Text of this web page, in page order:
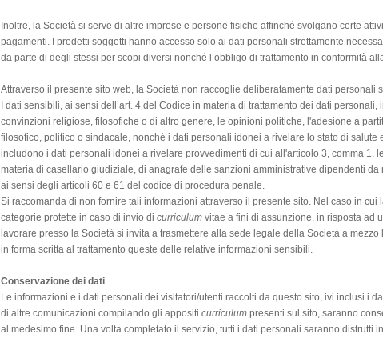
Inoltre, la Società si serve di altre imprese e persone fisiche affinché svolgano certe
pagamenti. I predetti soggetti hanno accesso solo ai dati personali strettamente
da parte di degli stessi per scopi diversi nonché l’obbligo di trattamento in conformità
Attraverso il presente sito web, la Società non raccoglie deliberatamente dati personali
I dati sensibili, ai sensi dell’art. 4 del Codice in materia di trattamento dei dati
convinzioni religiose, filosofiche o di altro genere, le opinioni politiche, l'adesione a
filosofico, politico o sindacale, nonché i dati personali idonei a rivelare lo stato di
includono i dati personali idonei a rivelare provvedimenti di cui all'articolo 3, comma 1,
materia di casellario giudiziale, di anagrafe delle sanzioni amministrative dipendenti
ai sensi degli articoli 60 e 61 del codice di procedura penale.
Si raccomanda di non fornire tali informazioni attraverso il presente sito. Nel caso in
categorie protette in caso di invio di curriculum vitae a fini di assunzione, in risposta ad
lavorare presso la Società si invita a trasmettere alla sede legale della Società a
in forma scritta al trattamento queste delle relative informazioni sensibili.
Conservazione dei dati
Le informazioni e i dati personali dei visitatori/utenti raccolti da questo sito, ivi inclusi i
di altre comunicazioni compilando gli appositi curriculum presenti sul sito, saranno
al medesimo fine. Una volta completato il servizio, tutti i dati personali saranno distrutti